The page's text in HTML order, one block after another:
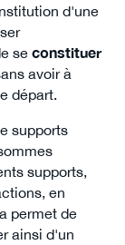
d'une
se constituer
avoir à
départ.
supports
supports,
en
permet de
ainsi d'un